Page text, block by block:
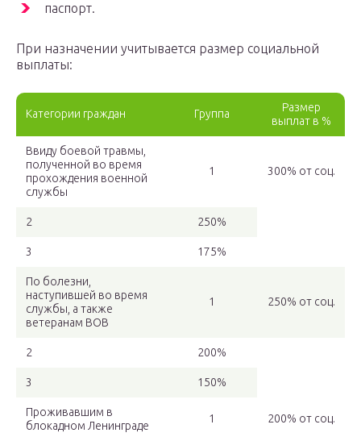
паспорт.
При назначении учитывается размер социальной
выплаты:
Категории граждан Группа
Размер
выплат в %
Ввиду боевой травмы,
полученной во время
прохождения военной
службы
1 300% от соц.
2 250%
3 175%
По болезни,
наступившей во время
службы, а также
ветеранам ВОВ
1 250% от соц.
2 200%
3 150%
Проживавшим в
блокадном Ленинграде
1 200% от соц.